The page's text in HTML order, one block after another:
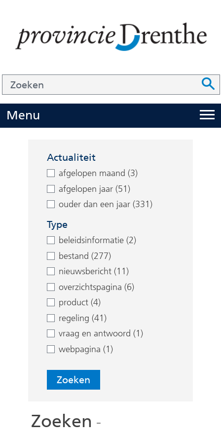
inhoud
Z
o
e
k
Menu
i
p
p
n
Actualiteit
afgelopen maand (3)
afgelopen jaar (51)
ouder dan een jaar (331)
Type
beleidsinformatie (2)
bestand (277)
nieuwsbericht (11)
overzichtspagina (6)
product (4)
regeling (41)
vraag en antwoord (1)
webpagina (1)
Zoeken
Zoeken -